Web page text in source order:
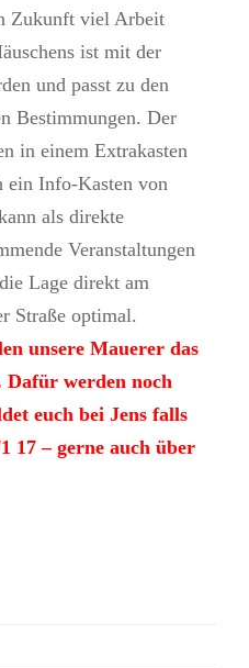
Zukunft viel Arbeit
ist mit der
und passt zu den
Bestimmungen. Der
in einem Extrakasten
ein Info-Kasten von
als direkte
Veranstaltungen
Lage direkt am
Straße optimal.
unsere Mauerer das
Dafür werden noch
euch bei Jens falls
17 – gerne auch über